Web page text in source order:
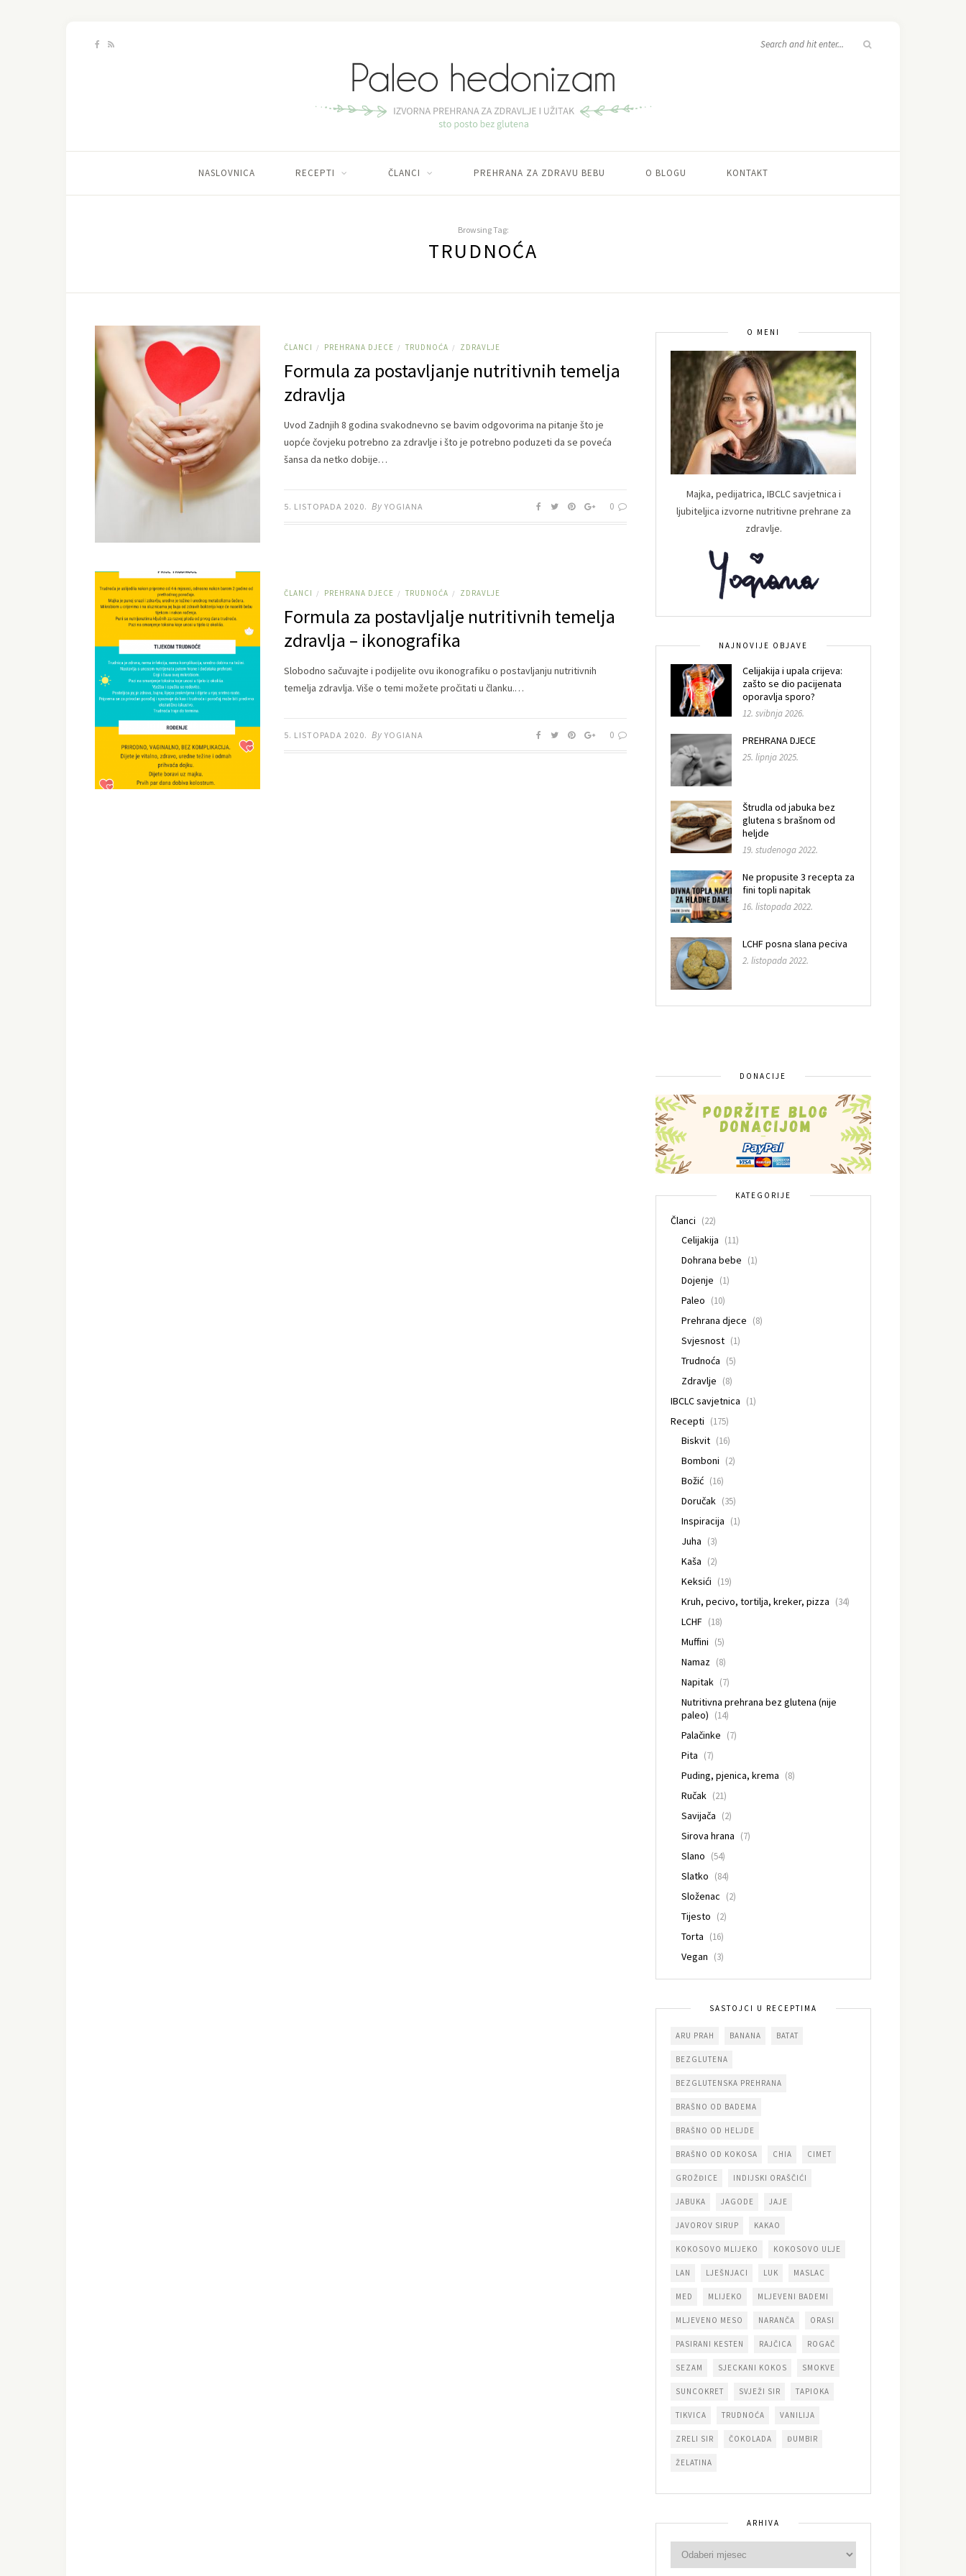
NASLOVNICA RECEPTI ČLANCI PREHRANA ZA ZDRAVU BEBU O BLOGU KONTAKT
Browsing Tag:
TRUDNOĆA
ČLANCI / PREHRANA DJECE / TRUDNOĆA / ZDRAVLJE
Formula za postavljanje nutritivnih temelja
zdravlja
Uvod Zadnjih 8 godina svakodnevno se bavim odgovorima na pitanje što je
uopće čovjeku potrebno za zdravlje i što je potrebno poduzeti da se poveća
šansa da netko dobije…
5. LISTOPADA 2020. By YOGIANA 0
ČLANCI / PREHRANA DJECE / TRUDNOĆA / ZDRAVLJE
Formula za postavljalje nutritivnih temelja
zdravlja – ikonografika
Slobodno sačuvajte i podijelite ovu ikonografiku o postavljanju nutritivnih
temelja zdravlja. Više o temi možete pročitati u članku.…
5. LISTOPADA 2020. By YOGIANA 0
O MENI
Majka, pedijatrica, IBCLC savjetnica i
ljubiteljica izvorne nutritivne prehrane za
zdravlje.
NAJNOVIJE OBJAVE
Celijakija i upala crijeva:
zašto se dio pacijenata
oporavlja sporo?
12. svibnja 2026.
PREHRANA DJECE
25. lipnja 2025.
Štrudla od jabuka bez
glutena s brašnom od
heljde
19. studenoga 2022.
Ne propusite 3 recepta za
fini topli napitak
16. listopada 2022.
LCHF posna slana peciva
2. listopada 2022.
DONACIJE
KATEGORIJE
Članci (22)
Celijakija (11)
Dohrana bebe (1)
Dojenje (1)
Paleo (10)
Prehrana djece (8)
Svjesnost (1)
Trudnoća (5)
Zdravlje (8)
IBCLC savjetnica (1)
Recepti (175)
Biskvit (16)
Bomboni (2)
Božić (16)
Doručak (35)
Inspiracija (1)
Juha (3)
Kaša (2)
Keksići (19)
Kruh, pecivo, tortilja, kreker, pizza (34)
LCHF (18)
Muffini (5)
Namaz (8)
Napitak (7)
Nutritivna prehrana bez glutena (nije
paleo) (14)
Palačinke (7)
Pita (7)
Puding, pjenica, krema (8)
Ručak (21)
Savijača (2)
Sirova hrana (7)
Slano (54)
Slatko (84)
Složenac (2)
Tijesto (2)
Torta (16)
Vegan (3)
SASTOJCI U RECEPTIMA
ARU PRAH BANANA BATAT
BEZGLUTENA
BEZGLUTENSKA PREHRANA
BRAŠNO OD BADEMA
BRAŠNO OD HELJDE
BRAŠNO OD KOKOSA CHIA CIMET
GROŽĐICE INDIJSKI ORAŠČIĆI
JABUKA JAGODE JAJE
JAVOROV SIRUP KAKAO
KOKOSOVO MLIJEKO KOKOSOVO ULJE
LAN LJEŠNJACI LUK MASLAC
MED MLIJEKO MLJEVENI BADEMI
MLJEVENO MESO NARANČA ORASI
PASIRANI KESTEN RAJČICA ROGAČ
SEZAM SJECKANI KOKOS SMOKVE
SUNCOKRET SVJEŽI SIR TAPIOKA
TIKVICA TRUDNOĆA VANILIJA
ZRELI SIR ČOKOLADA ĐUMBIR
ŽELATINA
ARHIVA